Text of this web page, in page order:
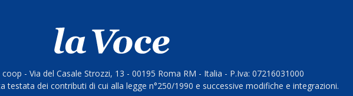
- Via del Casale Strozzi, 13 - 00195 Roma RM - Italia - P.Iva: 07216031000
testata dei contributi di cui alla legge n°250/1990 e successive modifiche e integrazioni.